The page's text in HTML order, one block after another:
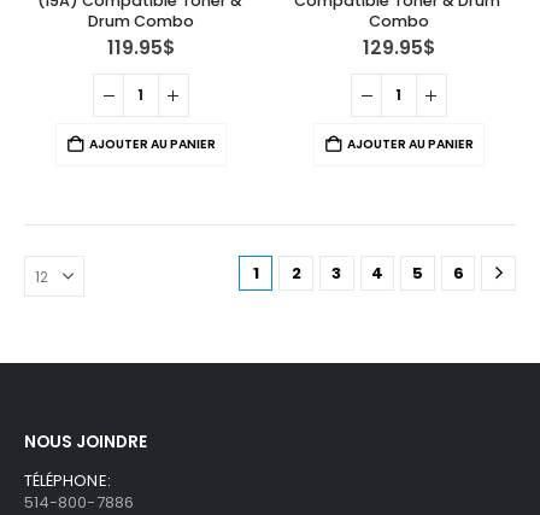
Drum Combo
119.95$
AJOUTER AU PANIER
Combo
129.95$
AJOUTER AU PANIER
1 2 3 4 5 6
NOUS JOINDRE
TÉLÉPHONE:
514-800-7886